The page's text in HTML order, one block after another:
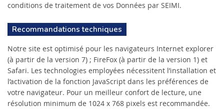
conditions de traitement de vos Données par SEIMI.
Recommandations techniques
Notre site est optimisé pour les navigateurs Internet explorer
(à partir de la version 7) ; FireFox (à partir de la version 1) et
Safari. Les technologies employées nécessitent l’installation et
l’activation de la fonction JavaScript dans les préférences de
votre navigateur. Pour un meilleur confort de lecture, une
résolution minimum de 1024 x 768 pixels est recommandée.